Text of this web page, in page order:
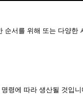
순서를 위해 또는 다양한
령에 따라 생산될 것입니